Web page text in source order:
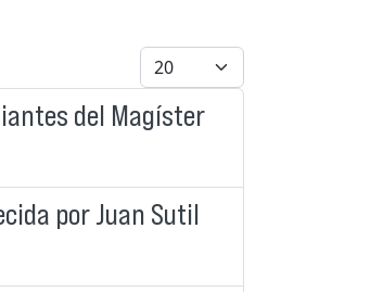
Cantidad a mostrar
del Magíster
por Juan Sutil